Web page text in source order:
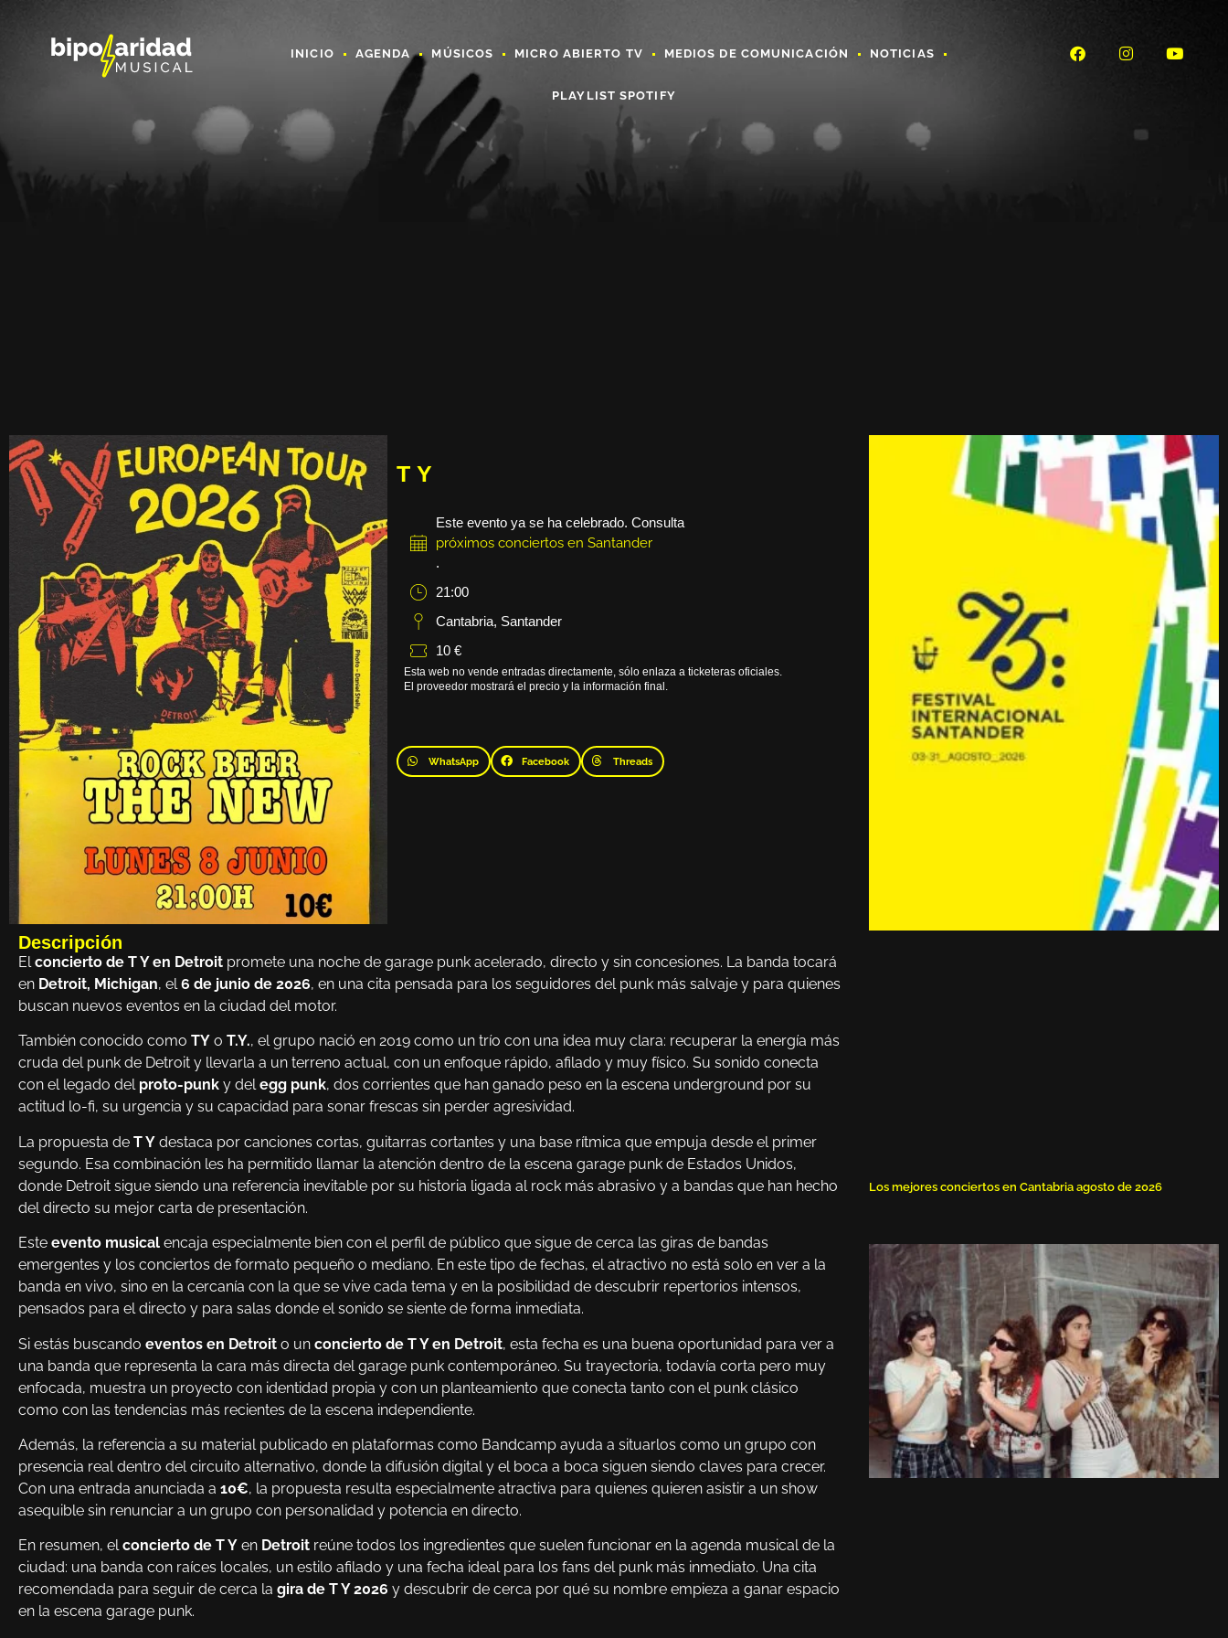
INICIO AGENDA MÚSICOS MICRO ABIERTO TV MEDIOS DE COMUNICACIÓN NOTICIAS
PLAYLIST SPOTIFY
T Y
Este evento ya se ha celebrado. Consulta
próximos conciertos en Santander
.
21:00
Cantabria, Santander
10 €
Esta web no vende entradas directamente, sólo enlaza a ticketeras oficiales.
El proveedor mostrará el precio y la información final.
WhatsApp Facebook Threads
Descripción
Elconcierto de T Y en Detroit promete una noche de garage punk acelerado, directo y sin concesiones. La banda tocará
en Detroit, Michigan, el6 de junio de 2026, en una cita pensada para los seguidores del punk más salvaje y para quienes
buscan nuevos eventos en la ciudad del motor.
También conocido como TY o T.Y., el grupo nació en 2019 como un trío con una idea muy clara: recuperar la energía más
cruda del punk de Detroit y llevarla a un terreno actual, con un enfoque rápido, afilado y muy físico. Su sonido conecta
con el legado del proto-punk y delegg punk, dos corrientes que han ganado peso en la escena underground por su
actitud lo-fi, su urgencia y su capacidad para sonar frescas sin perder agresividad.
La propuesta de T Y destaca por canciones cortas, guitarras cortantes y una base rítmica que empuja desde el primer
segundo. Esa combinación les ha permitido llamar la atención dentro de la escena garage punk de Estados Unidos,
donde Detroit sigue siendo una referencia inevitable por su historia ligada al rock más abrasivo y a bandas que han hecho
del directo su mejor carta de presentación.
Este evento musical encaja especialmente bien con el perfil de público que sigue de cerca las giras de bandas
emergentes y los conciertos de formato pequeño o mediano. En este tipo de fechas, el atractivo no está solo en ver a la
banda en vivo, sino en la cercanía con la que se vive cada tema y en la posibilidad de descubrir repertorios intensos,
pensados para el directo y para salas donde el sonido se siente de forma inmediata.
Si estás buscando eventos en Detroit o un concierto de T Y en Detroit, esta fecha es una buena oportunidad para ver a
una banda que representa la cara más directa del garage punk contemporáneo. Su trayectoria, todavía corta pero muy
enfocada, muestra un proyecto con identidad propia y con un planteamiento que conecta tanto con el punk clásico
como con las tendencias más recientes de la escena independiente.
Además, la referencia a su material publicado en plataformas como Bandcamp ayuda a situarlos como un grupo con
presencia real dentro del circuito alternativo, donde la difusión digital y el boca a boca siguen siendo claves para crecer.
Con una entrada anunciada a 10€, la propuesta resulta especialmente atractiva para quienes quieren asistir a un show
asequible sin renunciar a un grupo con personalidad y potencia en directo.
En resumen, elconcierto de T Y en Detroit reúne todos los ingredientes que suelen funcionar en la agenda musical de la
ciudad: una banda con raíces locales, un estilo afilado y una fecha ideal para los fans del punk más inmediato. Una cita
recomendada para seguir de cerca la gira de T Y 2026 y descubrir de cerca por qué su nombre empieza a ganar espacio
en la escena garage punk.
Los mejores conciertos en Cantabria agosto de 2026